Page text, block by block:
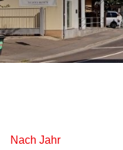
Nach Jahr